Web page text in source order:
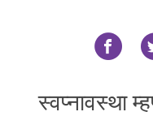
स्वप्नावस्था